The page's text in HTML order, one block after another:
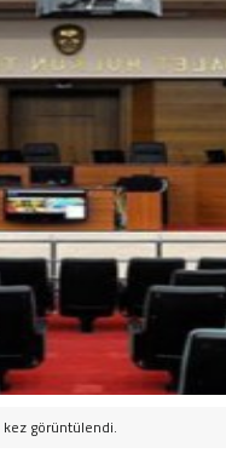
kez görüntülendi.